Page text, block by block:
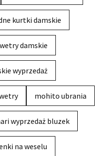
kurtki damskie
damskie
wyprzedaż
mohito ubrania
wyprzedaż bluzek
na weselu